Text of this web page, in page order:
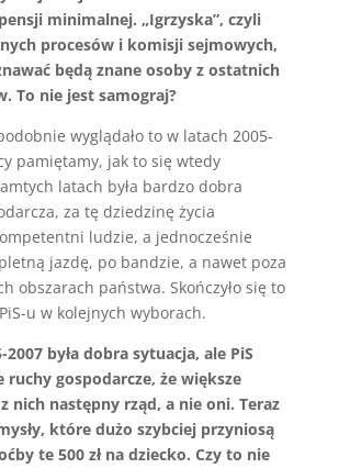
minimalnej. „Igrzyska”, czyli
procesów i komisji sejmowych,
będą znane osoby z ostatnich
To nie jest samograj?
wyglądało to w latach 2005-
pamiętamy, jak to się wtedy
latach była bardzo dobra
za tę dziedzinę życia
ludzie, a jednocześnie
jazdę, po bandzie, a nawet poza
obszarach państwa. Skończyło się to
u w kolejnych wyborach.
2007 była dobra sytuacja, ale PiS
ruchy gospodarcze, że większe
nich następny rząd, a nie oni. Teraz
które dużo szybciej przyniosą
te 500 zł na dziecko. Czy to nie